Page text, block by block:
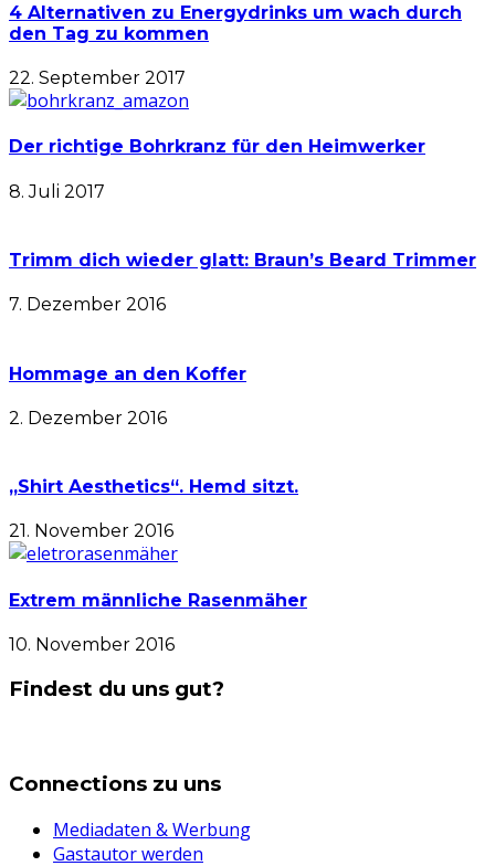
4 Alternativen zu Energydrinks um wach durch
den Tag zu kommen
22. September 2017
Der richtige Bohrkranz für den Heimwerker
8. Juli 2017
Trimm dich wieder glatt: Braun’s Beard Trimmer
7. Dezember 2016
Hommage an den Koffer
2. Dezember 2016
„Shirt Aesthetics“. Hemd sitzt.
21. November 2016
Extrem männliche Rasenmäher
10. November 2016
Findest du uns gut?
Connections zu uns
Mediadaten & Werbung
Gastautor werden